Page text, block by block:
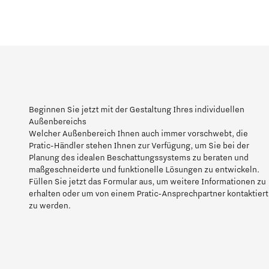
Beginnen Sie jetzt mit der Gestaltung Ihres individuellen
Außenbereichs
Welcher Außenbereich Ihnen auch immer vorschwebt, die
Pratic-Händler stehen Ihnen zur Verfügung, um Sie bei der
Planung des idealen Beschattungssystems zu beraten und
maßgeschneiderte und funktionelle Lösungen zu entwickeln.
Füllen Sie jetzt das Formular aus, um weitere Informationen zu
erhalten oder um von einem Pratic-Ansprechpartner kontaktiert
zu werden.